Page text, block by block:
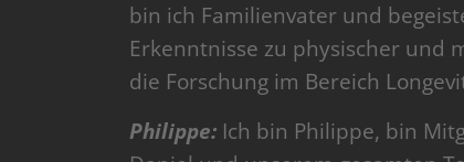
bin ich Familienvater und
Erkenntnisse zu physischer und
die Forschung im Bereich
Philippe: Ich bin Philippe, bin